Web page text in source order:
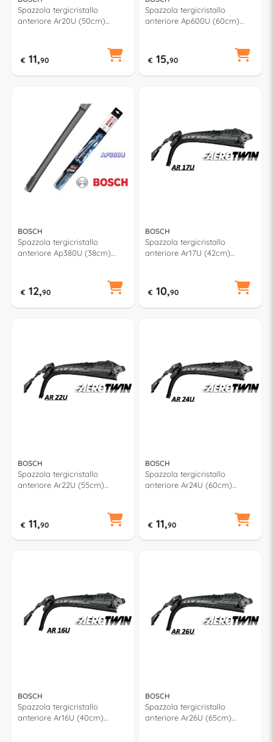
Spazzola tergicristallo
anteriore Ar20U (50cm)
€ 11,90
Spazzola tergicristallo
anteriore Ap600U (60cm)
€ 15,90
BOSCH
Spazzola tergicristallo
anteriore Ap380U (38cm)
€ 12,90
BOSCH
Spazzola tergicristallo
anteriore Ar17U (42cm)
€ 10,90
BOSCH
Spazzola tergicristallo
anteriore Ar22U (55cm)
€ 11,90
BOSCH
Spazzola tergicristallo
anteriore Ar24U (60cm)
€ 11,90
BOSCH
Spazzola tergicristallo
anteriore Ar16U (40cm)
BOSCH
Spazzola tergicristallo
anteriore Ar26U (65cm)